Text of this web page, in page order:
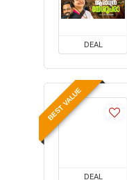
DEAL
BEST VALUE
DEAL